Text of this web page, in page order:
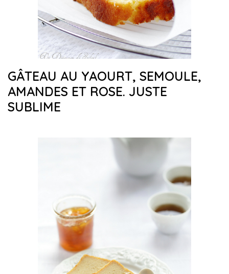
GÂTEAU AU YAOURT, SEMOULE,
AMANDES ET ROSE. JUSTE
SUBLIME